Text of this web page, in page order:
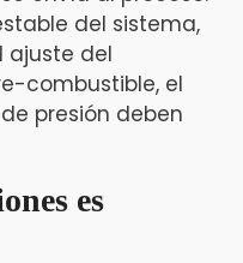
del sistema,
ajuste del
combustible, el
presión deben
es